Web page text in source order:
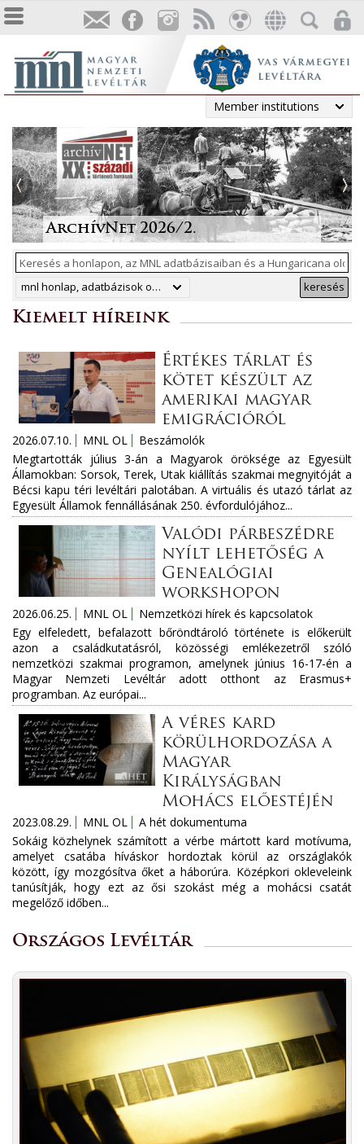
Member institutions
Irodalmi folyóiratok helyzete
1986-ban
Megjelent a Levéltári
Közlemények 2025. évi száma
„Lapidáris emlékek” a levéltári
anyagban
ArchívNet 2026/2.
Tájékoztatás a Pest vármegyei
állami anyakönyvi
másodpéldányok online
közzétételéről
mnl honlap, adatbázisok online, hungaricana keresés
Kiemelt híreink
Értékes tárlat és
kötet készült az
amerikai magyar
emigrációról
2026.07.10. MNL OL
Beszámolók
Megtartották július 3-án a Magyarok öröksége az Egyesült
Államokban: Sorsok, Terek, Utak kiállítás szakmai megnyitóját a
Bécsi kapu téri levéltári palotában. A virtuális és utazó tárlat az
Egyesült Államok fennállásának 250. évfordulójához...
Valódi párbeszédre
nyílt lehetőség a
Genealógiai
workshopon
2026.06.25. MNL OL
Nemzetközi hírek és kapcsolatok
Egy elfeledett, befalazott bőröndtároló története is előkerült
azon a családkutatásról, közösségi emlékezetről szóló
nemzetközi szakmai programon, amelynek június 16-17-én a
Magyar Nemzeti Levéltár adott otthont az Erasmus+
programban. Az európai...
A véres kard
körülhordozása a
Magyar
Királyságban
Mohács előestéjén
2023.08.29. MNL OL
A hét dokumentuma
Sokáig közhelynek számított a vérbe mártott kard motívuma,
amelyet csatába híváskor hordoztak körül az országlakók
között, így mozgósítva őket a háborúra. Középkori okleveleink
tanúsítják, hogy ezt az ősi szokást még a mohácsi csatát
megelőző időben...
Országos Levéltár